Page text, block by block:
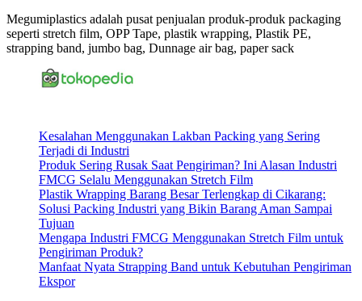
Megumiplastics adalah pusat penjualan produk-produk packaging
seperti stretch film, OPP Tape, plastik wrapping, Plastik PE,
strapping band, jumbo bag, Dunnage air bag, paper sack
Kesalahan Menggunakan Lakban Packing yang Sering
Terjadi di Industri
Produk Sering Rusak Saat Pengiriman? Ini Alasan Industri
FMCG Selalu Menggunakan Stretch Film
Plastik Wrapping Barang Besar Terlengkap di Cikarang:
Solusi Packing Industri yang Bikin Barang Aman Sampai
Tujuan
Mengapa Industri FMCG Menggunakan Stretch Film untuk
Pengiriman Produk?
Manfaat Nyata Strapping Band untuk Kebutuhan Pengiriman
Ekspor